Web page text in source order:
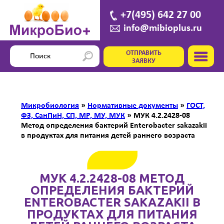
+7(495) 642 27 00
info@mibioplus.ru
ОТПРАВИТЬ
ЗАЯВКУ
Микробиология » Нормативные документы » ГОСТ,
ФЗ, СанПиН, СП, МР, МУ, МУК » МУК 4.2.2428-08
Метод определения бактерий Enterobacter sakazakii
в продуктах для питания детей раннего возраста
МУК 4.2.2428-08 МЕТОД
ОПРЕДЕЛЕНИЯ БАКТЕРИЙ
ENTEROBACTER SAKAZAKII В
ПРОДУКТАХ ДЛЯ ПИТАНИЯ